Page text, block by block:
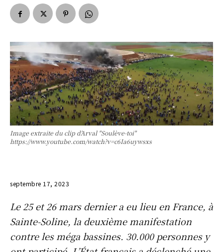
Image extraite du clip d'Arval "Soulève-toi"
https://www.youtube.com/watch?v=c6Ia6uywsxs
septembre 17, 2023
Le 25 et 26 mars dernier a eu lieu en France, à
Sainte-Soline, la deuxième manifestation
contre les méga bassines. 30.000 personnes y